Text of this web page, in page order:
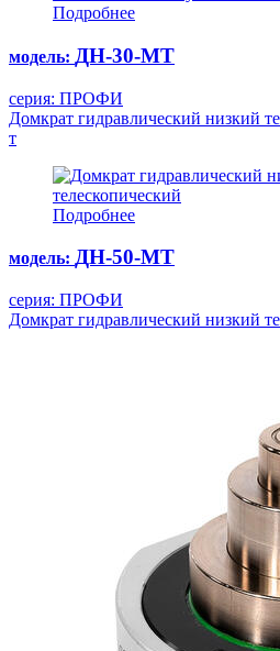
Подробнее
модель: ДН-30-МТ
серия: ПРОФИ
Домкрат гидравлический низкий
т
Подробнее
модель: ДН-50-МТ
серия: ПРОФИ
Домкрат гидравлический низкий